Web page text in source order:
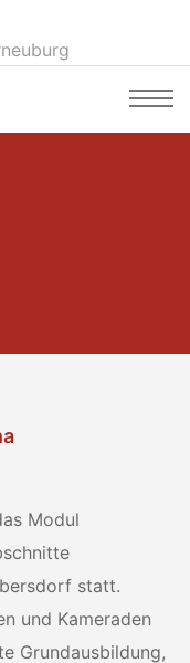
Modul
statt.
und Kameraden
Grundausbildung,